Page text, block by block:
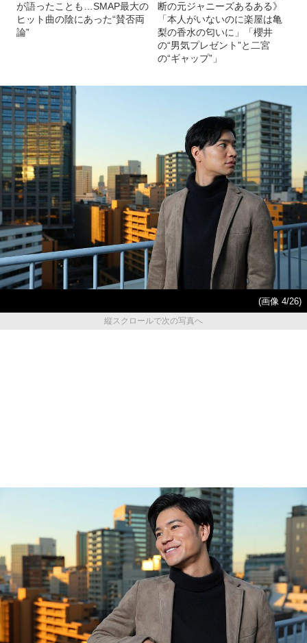
が語ったことも…SMAP最大の
ヒット曲の陰にあった“賛否両
論”
断の元ジャニーズあるある》
「本人がいないのに楽屋は亀
梨の香水の匂いに」「櫻井
の“男気プレゼント”と二宮
の“ギャップ”」
(画像 4/26)
縦スクロールで次の写真へ